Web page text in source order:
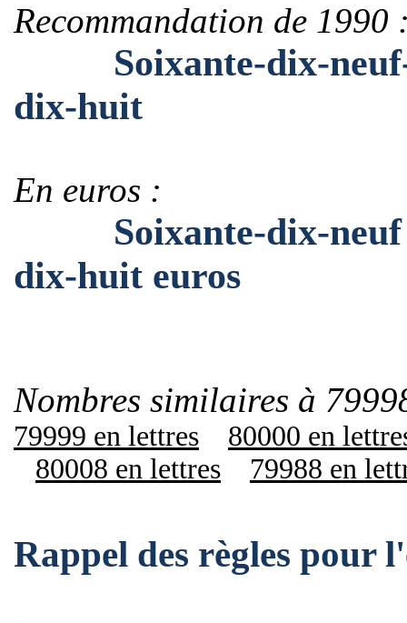
Recommandation de 1990
Soixante-dix-neuf-
dix-huit
En euros :
Soixante-dix-neuf
dix-huit euros
Nombres similaires à
79999 en lettres
80000 en
80008 en lettres
79988 en
Rappel des règles pour